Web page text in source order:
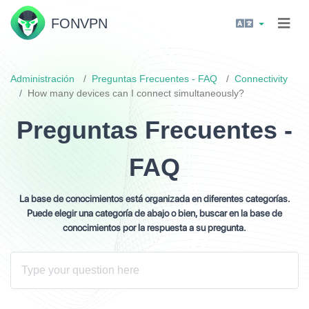
FONVPN
Administración Preguntas Frecuentes - FAQ
Connectivity
How many devices can I connect simultaneously?
Preguntas Frecuentes -
FAQ
La base de conocimientos está organizada en diferentes categorías.
Puede elegir una categoría de abajo o bien, buscar en la base de
conocimientos por la respuesta a su pregunta.